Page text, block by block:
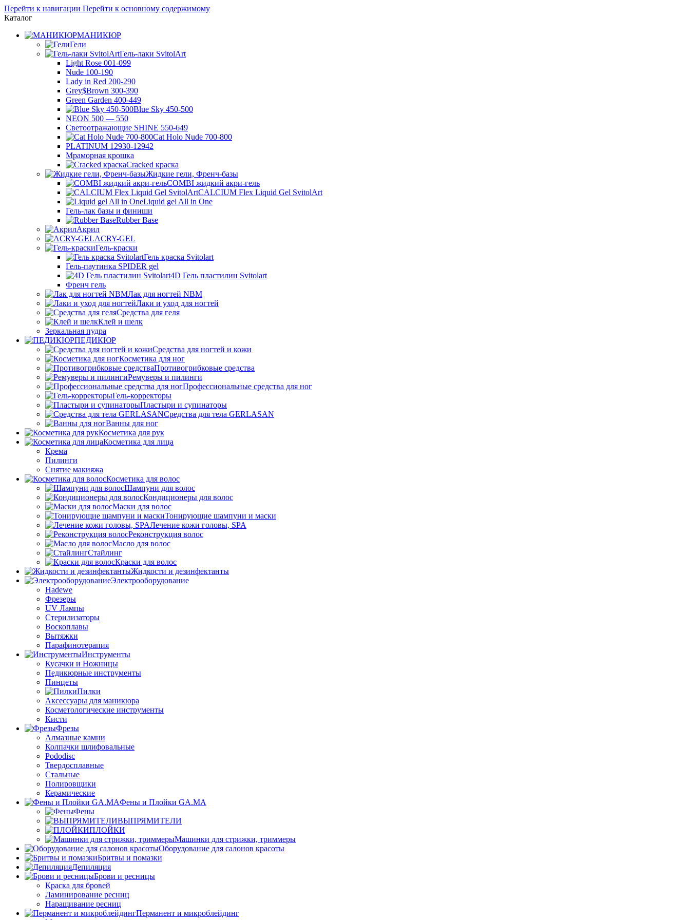
Перейти к навигации Перейти к основному содержимому
Каталог
МАНИКЮР
Гели
Гель-лаки SvitolArt
Light Rose 001-099
Nude 100-190
Lady in Red 200-290
Grey$Brown 300-390
Green Garden 400-449
Blue Sky 450-500
NEON 500 — 550
Светоотражающие SHINE 550-649
Cat Holo Nude 700-800
PLATINUM 12930-12942
Мраморная крошка
Cracked краска
Жидкие гели, Френч-базы
COMBI жидкий акри-гель
CALCIUM Flex Liquid Gel SvitolArt
Liquid gel All in One
Гель-лак базы и финиши
Rubber Base
Акрил
ACRY-GEL
Гель-краски
Гель краска Svitolart
Гель-паутинка SPIDER gel
4D Гель пластилин Svitolart
Френч гель
Лак для ногтей NBM
Лаки и уход для ногтей
Средства для геля
Клей и шелк
Зеркальная пудра
ПЕДИКЮР
Средства для ногтей и кожи
Косметика для ног
Противогрибковые средства
Ремуверы и пилинги
Профессиональные средства для ног
Гель-корректоры
Пластыри и супинаторы
Средства для тела GERLASAN
Ванны для ног
Косметика для рук
Косметика для лица
Крема
Пилинги
Снятие макияжа
Косметика для волос
Шампуни для волос
Кондиционеры для волос
Маски для волос
Тонирующие шампуни и маски
Лечение кожи головы, SPA
Реконструкция волос
Масло для волос
Стайлинг
Краски для волос
Жидкости и дезинфектанты
Электрооборудование
Hadewe
Фрезеры
UV Лампы
Стерилизаторы
Воскоплавы
Вытяжки
Парафинотерапия
Инструменты
Кусачки и Ножницы
Педикюрные инструменты
Пинцеты
Пилки
Аксессуары для маникюра
Косметологические инструменты
Кисти
Фрезы
Алмазные камни
Колпачки шлифовальные
Pododisc
Твердосплавные
Стальные
Полировщики
Керамические
Фены и Плойки GA.MA
Фены
ВЫПРЯМИТЕЛИ
ПЛОЙКИ
Машинки для стрижки, триммеры
Оборудование для салонов красоты
Бритвы и помазки
Депиляция
Брови и ресницы
Краска для бровей
Ламинирование ресниц
Наращивание ресниц
Перманент и микроблейдинг